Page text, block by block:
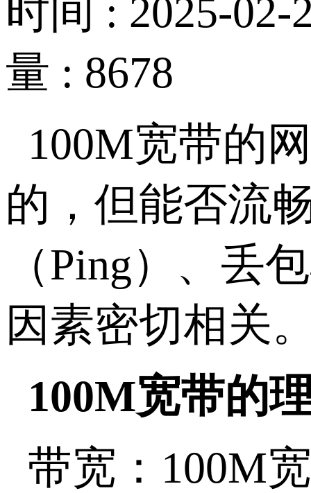
时间 : 2025-02-
量 : 8678
100M宽带的
的，但能否流
（Ping）、丢
因素密切相关
100M宽带的
带宽：100M